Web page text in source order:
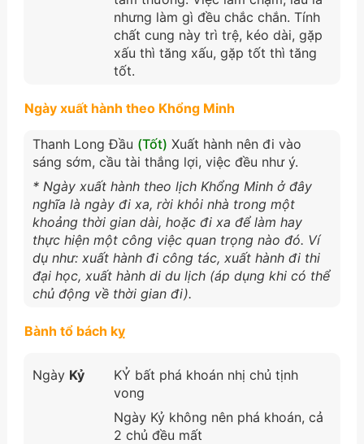
nhưng làm gì đều chắc chắn. Tính
chất cung này trì trệ, kéo dài, gặp
xấu thì tăng xấu, gặp tốt thì tăng
tốt.
Ngày xuất hành theo Khổng Minh
Thanh Long Đầu (Tốt) Xuất hành nên đi vào
sáng sớm, cầu tài thắng lợi, việc đều như ý.
* Ngày xuất hành theo lịch Khổng Minh ở đây
nghĩa là ngày đi xa, rời khỏi nhà trong một
khoảng thời gian dài, hoặc đi xa để làm hay
thực hiện một công việc quan trọng nào đó. Ví
dụ như: xuất hành đi công tác, xuất hành đi thi
đại học, xuất hành di du lịch (áp dụng khi có thể
chủ động về thời gian đi).
Bành tổ bách kỵ
Ngày Kỷ
KỶ bất phá khoán nhị chủ tịnh
vong
Ngày Kỷ không nên phá khoán, cả
2 chủ đều mất